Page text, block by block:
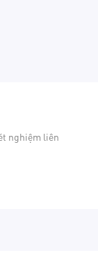
nghiệm liên